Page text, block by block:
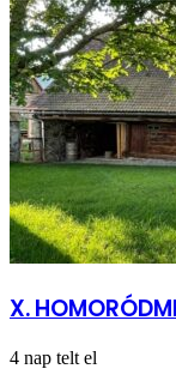
X.
4 nap telt el